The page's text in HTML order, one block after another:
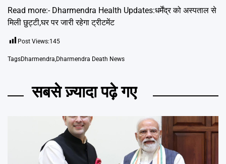
Read more:- Dharmendra Health Updates:धर्मेंद्र को अस्पताल से
मिली छुट्टी,घर पर जारी रहेगा ट्रीटमेंट
Post Views:145
TagsDharmendra Dharmendra Death News
सबसे ज़्यादा पढ़े गए